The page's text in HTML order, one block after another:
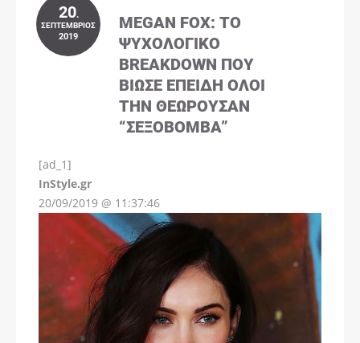
20.
ΣΕΠΤΈΜΒΡΙΟΣ
2019
MEGAN FOX: ΤΟ
ΨΥΧΟΛΟΓΙΚΌ
BREAKDOWN ΠΟΥ
ΒΊΩΣΕ ΕΠΕΙΔΉ ΌΛΟΙ
ΤΗΝ ΘΕΩΡΟΎΣΑΝ
“ΣΕΞΟΒΌΜΒΑ”
[ad_1]
InStyle.gr
20/09/2019 @ 11:37:46